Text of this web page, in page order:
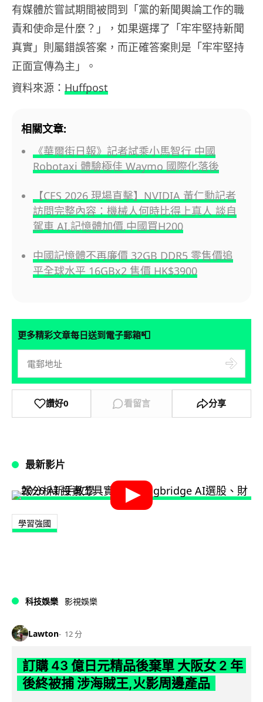
有媒體於嘗試期間被問到「黨的新聞輿論工作的職
責和使命是什麼？」，如果選擇了「牢牢堅持新聞
真實」則屬錯誤答案，而正確答案則是「牢牢堅持
正面宣傳為主」。
資料來源： Huffpost
相關文章:
《華爾街日報》記者試乘小馬智行 中國
Robotaxi 體驗極佳 Waymo 國際化落後
【CES 2026 現場直擊】NVIDIA 黃仁勳記者
訪問完整內容：機械人何時比得上真人 談自
駕車 AI,記憶體加價,中國買H200
中國記憶體不再廉價 32GB DDR5 零售價追
平全球水平 16GBx2 售價 HK$3900
更多精彩文章每日送到電子郵箱📮
讚好0 看留言 分享
最新影片
學習強國
科技娛樂 影視娛樂
Lawton 12 分
訂購 43 億日元精品後棄單 大阪女 2 年
後終被捕 涉海賊王,火影周邊產品